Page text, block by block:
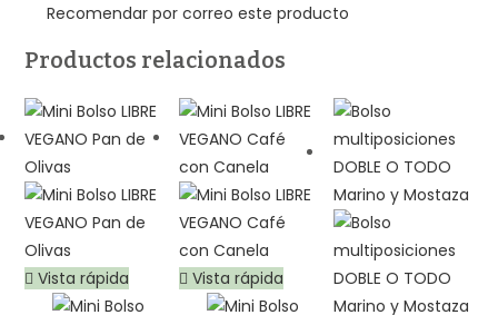
Recomendar por correo este producto
Productos relacionados
Vista rápida Vista rápida